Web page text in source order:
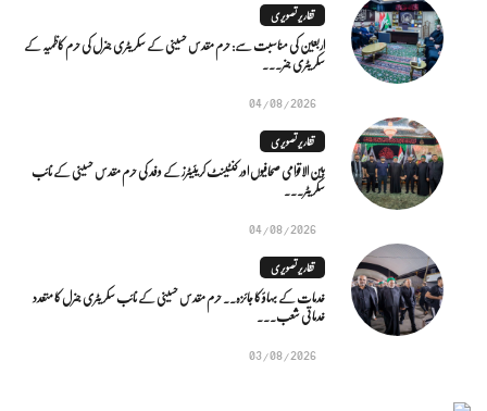
تقاریر تصویری
اربعین کی مناسبت سے: حرم مقدس حسینی کے سکریٹری جنرل کی حرم کاظمیہ کے
سکریٹری جنر...
04/08/2026
تقاریر تصویری
بین الاقوامی صحافیوں اور کنٹینٹ کریئیٹرز کے وفد کی حرم مقدس حسینی کے نائب
سکریٹر...
04/08/2026
تقاریر تصویری
خدمات کے بہاؤ کا جائزہ.. حرم مقدس حسینی کے نائب سکریٹری جنرل کا متعدد
خدماتی شعب...
03/08/2026